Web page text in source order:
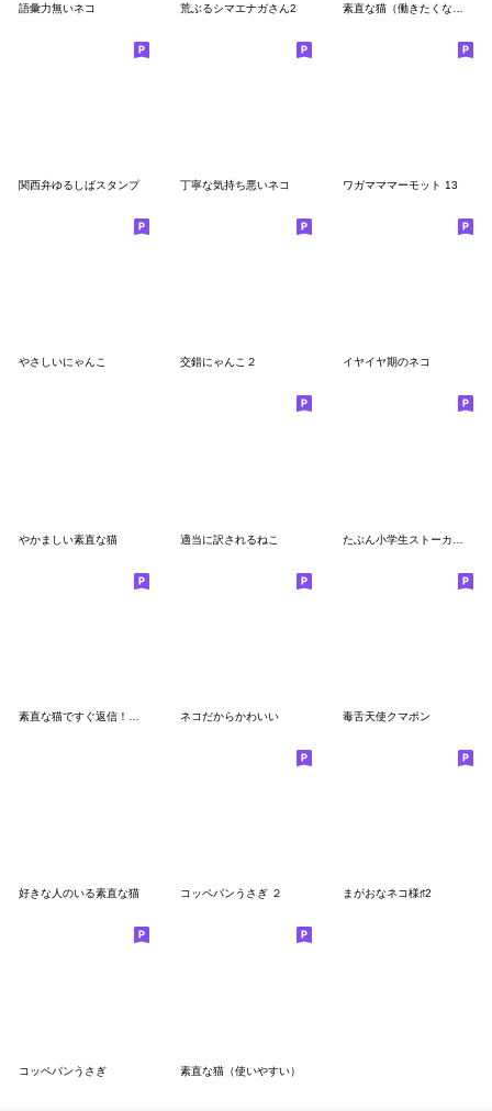
語彙力無いネコ 荒ぶるシマエナガさん2
関西弁ゆるしばスタンプ 丁寧な気持ち悪いネコ ワガマママーモット 13
やさしいにゃんこ 交錯にゃんこ２ イヤイヤ期のネコ
やかましい素直な猫 適当に訳されるねこ
ネコだからかわいい 毒舌天使クマポン
好きな人のいる素直な猫 コッペパンうさぎ ２ まがおなネコ様♯2
コッペパンうさぎ 素直な猫（使いやすい）